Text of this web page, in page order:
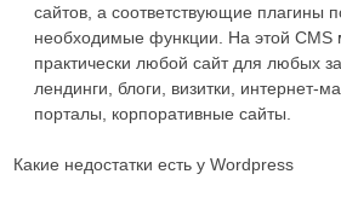
сайтов, а соответствующие плагины
необходимые функции. На этой CMS
практически любой сайт для любых
лендинги, блоги, визитки, интернет-
порталы, корпоративные сайты.
Какие недостатки есть у Wordpress